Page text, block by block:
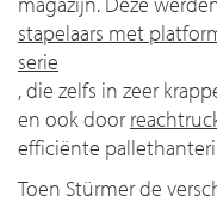
stapelaars met
serie
, die zelfs in zeer
en ook door
efficiënte
Toen Stürmer de